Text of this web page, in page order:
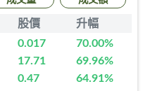
股價
升幅
0.017 70.00%
17.71 69.96%
0.47 64.91%